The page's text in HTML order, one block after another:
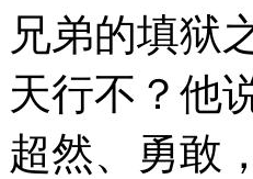
兄弟的填狱
天行不？他
超然、勇敢